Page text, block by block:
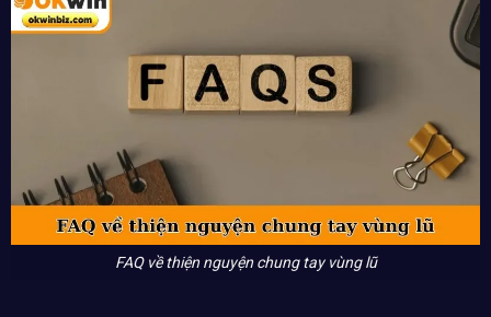
FAQ về thiện nguyện chung tay vùng lũ